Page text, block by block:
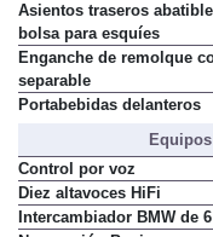
Asientos traseros
bolsa para esquíes
Enganche de remolque
separable
Portabebidas delanteros
Control por voz
Diez altavoces HiFi
Intercambiador BMW de